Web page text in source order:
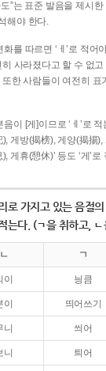
”는 표준 발음을 제시
해야 한다.
화를 따르면 ‘ㅔ’로 적어
히 사라졌다고 할 수 없
한 사람들이 여전히 표
음이 [게]이므로 ‘ㅔ’로
게방(揭榜), 게양(揭揚
게휴(憩休)’ 등도 ‘게’로
로 가지고 있는 음절의
는다. (ㄱ을 취하고,
ㄴ ㄱ
이 닁큼
이 띄어쓰기
니 씌어
니 틔어